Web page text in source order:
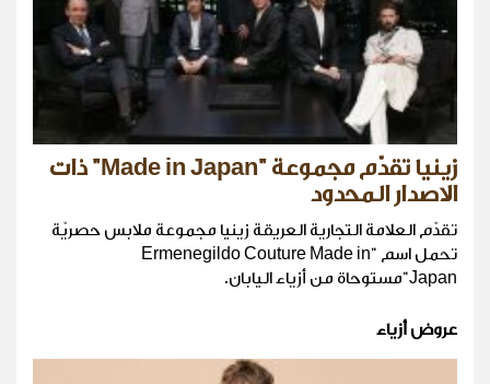
زينيا تقدّم مجموعة "Made in Japan" ذات
الاصدار المحدود
تقدّم العلامة التجارية العريقة زينيا مجموعة ملابس حصريّة
تحمل اسم "Ermenegildo Couture Made in
Japan"مستوحاة من أزياء اليابان.
عروض أزياء